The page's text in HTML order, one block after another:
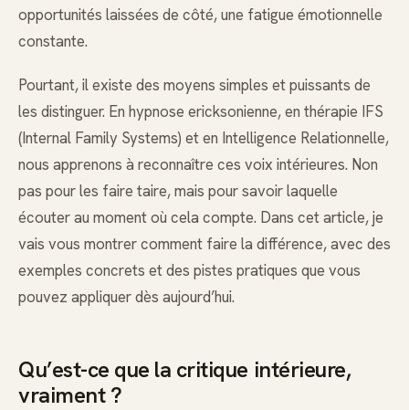
opportunités laissées de côté, une fatigue émotionnelle
constante.
Pourtant, il existe des moyens simples et puissants de
les distinguer. En hypnose ericksonienne, en thérapie IFS
(Internal Family Systems) et en Intelligence Relationnelle,
nous apprenons à reconnaître ces voix intérieures. Non
pas pour les faire taire, mais pour savoir laquelle
écouter au moment où cela compte. Dans cet article, je
vais vous montrer comment faire la différence, avec des
exemples concrets et des pistes pratiques que vous
pouvez appliquer dès aujourd’hui.
Qu’est-ce que la critique intérieure,
vraiment ?